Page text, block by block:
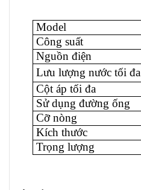
Model
Công suất
Nguồn điện
Lưu lượng nước tối đa
Cột áp tối đa
Sử dụng đường ống
Cỡ nòng
Kích thước
Trọng lượng